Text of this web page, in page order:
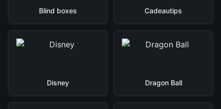
Blind boxes Cadeautips
Disney Dragon Ball